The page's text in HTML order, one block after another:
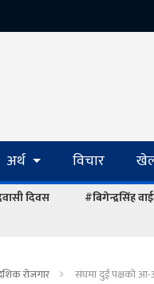
अर्थ विचार
दिवस #बिगेन्द्रसिंह
रोजगार संघमा दुई पक्षको आ-